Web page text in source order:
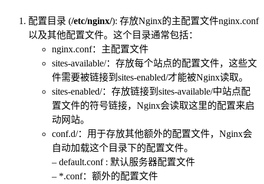
配置目录 (/etc/nginx/): 存放Nginx的主配置文件nginx.conf
以及其他配置文件。这个目录通常包括：
nginx.conf：主配置文件
sites-available/：存放每个站点的配置文件，这些文
件需要被链接到sites-enabled/才能被Nginx读取。
sites-enabled/：存放链接到sites-available/中站点配
置文件的符号链接，Nginx会读取这里的配置来启
动网站。
conf.d/：用于存放其他额外的配置文件，Nginx会
自动加载这个目录下的配置文件。
– default.conf : 默认服务器配置文件
– *.conf：额外的配置文件